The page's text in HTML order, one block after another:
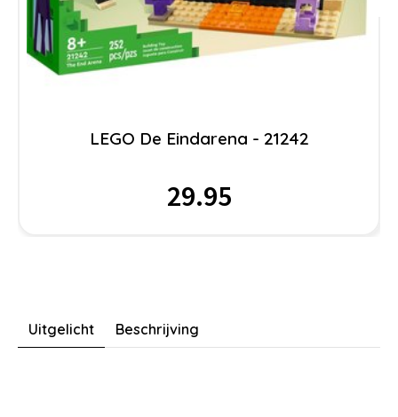
LEGO De Eindarena - 21242
29.95
Uitgelicht Beschrijving